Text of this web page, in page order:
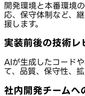
開発環境と本番環境
応、保守体制など、
援します。
実装前後の技術レ
AIが生成したコード
て、品質、保守性、
社内開発チームへ